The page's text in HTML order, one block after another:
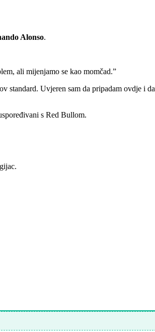
Alonso.
ali mijenjamo se kao momčad.”
standard. Uvjeren sam da pripadam ovdje i
s Red Bullom.